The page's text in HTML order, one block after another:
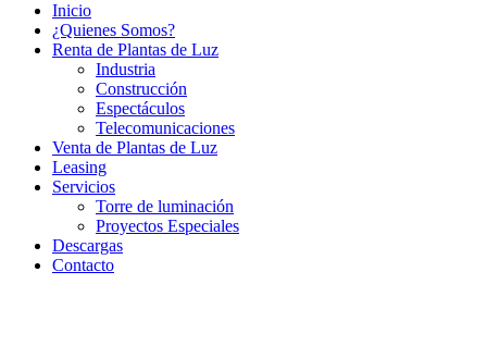
Inicio
¿Quienes Somos?
Renta de Plantas de Luz
Industria
Construcción
Espectáculos
Telecomunicaciones
Venta de Plantas de Luz
Leasing
Servicios
Torre de luminación
Proyectos Especiales
Descargas
Contacto